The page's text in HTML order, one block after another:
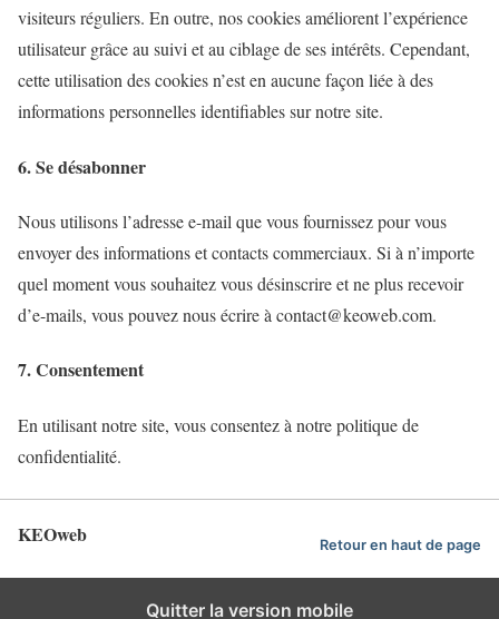
visiteurs réguliers. En outre, nos cookies améliorent l’expérience
utilisateur grâce au suivi et au ciblage de ses intérêts. Cependant,
cette utilisation des cookies n’est en aucune façon liée à des
informations personnelles identifiables sur notre site.
6. Se désabonner
Nous utilisons l’adresse e-mail que vous fournissez pour vous
envoyer des informations et contacts commerciaux. Si à n’importe
quel moment vous souhaitez vous désinscrire et ne plus recevoir
d’e-mails, vous pouvez nous écrire à contact@keoweb.com.
7. Consentement
En utilisant notre site, vous consentez à notre politique de
confidentialité.
KEOweb Retour en haut de page
Quitter la version mobile